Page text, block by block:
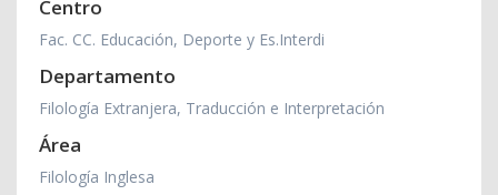
Centro
Fac. CC. Educación, Deporte y Es.Interdi
Departamento
Filología Extranjera, Traducción e Interpretación
Área
Filología Inglesa